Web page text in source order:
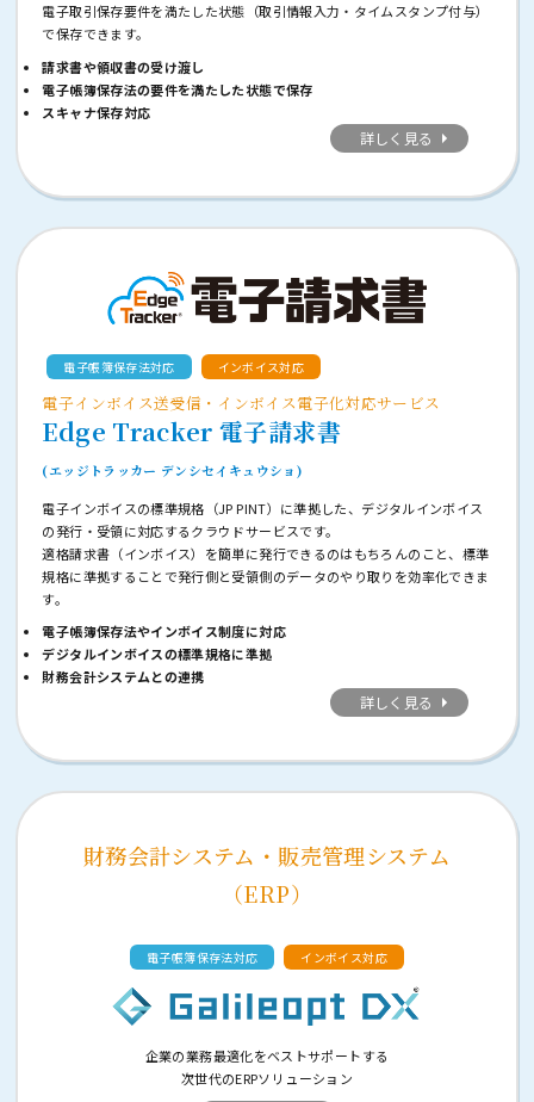
電子取引保存要件を満たした状態（取引情報入力・タイムスタンプ付与）
で保存できます。
請求書や領収書の受け渡し
電子帳簿保存法の要件を満たした状態で保存
スキャナ保存対応
詳しく見る
電子帳簿保存法対応 インボイス対応
電子インボイス送受信・インボイス電子化対応サービス
Edge Tracker 電子請求書
(エッジトラッカー デンシセイキュウショ)
電子インボイスの標準規格（JP PINT）に準拠した、デジタルインボイス
の発行・受領に対応するクラウドサービスです。
適格請求書（インボイス）を簡単に発行できるのはもちろんのこと、標準
規格に準拠することで発行側と受領側のデータのやり取りを効率化できま
す。
電子帳簿保存法やインボイス制度に対応
デジタルインボイスの標準規格に準拠
財務会計システムとの連携
詳しく見る
財務会計システム・販売管理システム
（ERP）
電子帳簿保存法対応 インボイス対応
企業の業務最適化をベストサポートする
次世代のERPソリューション